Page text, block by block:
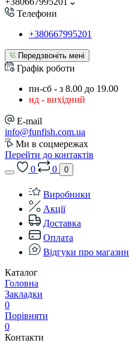
Телефони
+380667995201
Передзвоніть мені
Графік роботи
пн-сб - з 8.00 до 19.00
нд - вихідний
E-mail
info@funfish.com.ua
Ми в соцмережах
Перейти до контактів
0
0 0
Виробники
Акції
Доставка
Оплата
Відгуки про магазин
Каталог
Головна
Закладки
0
Порівняти
0
Контакти